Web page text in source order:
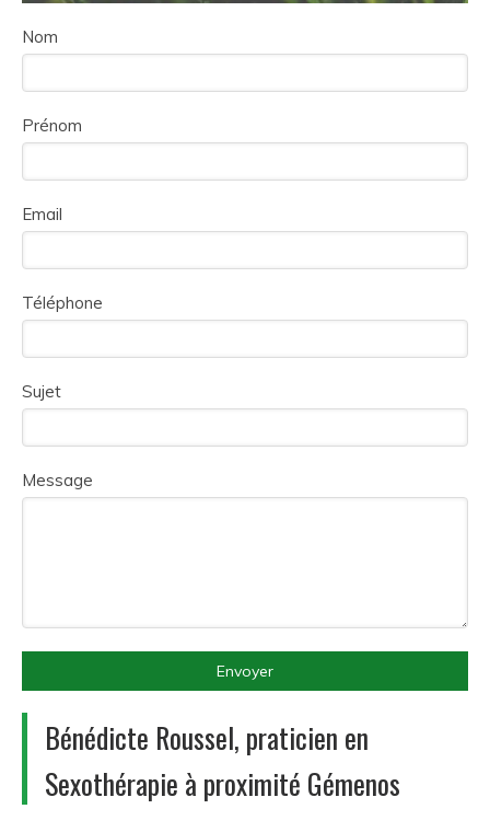
Nom
Prénom
Email
Téléphone
Sujet
Message
Envoyer
Bénédicte Roussel, praticien en
Sexothérapie à proximité Gémenos